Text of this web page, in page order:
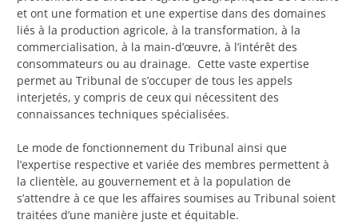
et ont une formation et une expertise dans des domaines
liés à la production agricole, à la transformation, à la
commercialisation, à la main-d’œuvre, à l’intérêt des
consommateurs ou au drainage. Cette vaste expertise
permet au Tribunal de s’occuper de tous les appels
interjetés, y compris de ceux qui nécessitent des
connaissances techniques spécialisées.
Le mode de fonctionnement du Tribunal ainsi que
l’expertise respective et variée des membres permettent à
la clientèle, au gouvernement et à la population de
s’attendre à ce que les affaires soumises au Tribunal soient
traitées d’une manière juste et équitable.